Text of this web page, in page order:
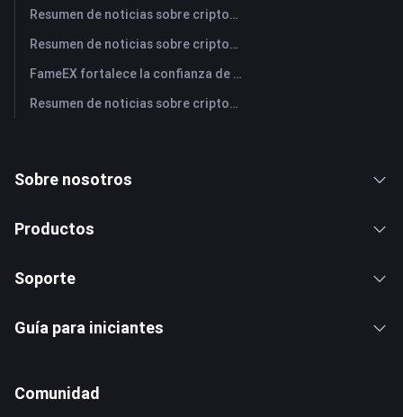
Resumen de noticias sobre criptomonedas de FameEX de hoy | 30 de julio de 2026
Resumen de noticias sobre criptomonedas de FameEX de hoy | 29 de julio de 2026
FameEX fortalece la confianza de los usuarios a través de ocho años de operaciones estables y crecimiento global
Resumen de noticias sobre criptomonedas de FameEX de hoy | 28 de julio de 2026
Sobre nosotros
Productos
Soporte
Guía para iniciantes
Comunidad